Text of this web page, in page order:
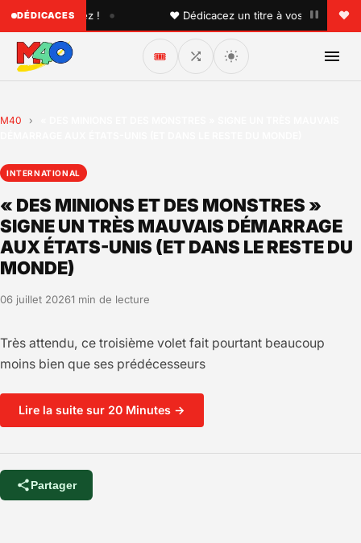
DÉDICACES
vous aimez ! • ♥ Dédicacez un titre à vos proches sur
🎟️
M40 ›
INTERNATIONAL
« DES MINIONS ET DES MONSTRES »
SIGNE UN TRÈS MAUVAIS DÉMARRAGE
AUX ÉTATS-UNIS (ET DANS LE RESTE DU
MONDE)
06 juillet 20261 min de lecture
Très attendu, ce troisième volet fait pourtant beaucoup
moins bien que ses prédécesseurs
Lire la suite sur 20 Minutes →
Partager